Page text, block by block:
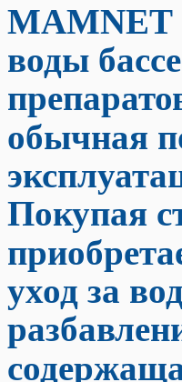
MAMNET
воды
обычная
Покупая
уход за